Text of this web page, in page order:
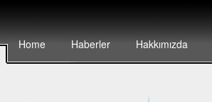
Home Haberler Hakkımızda